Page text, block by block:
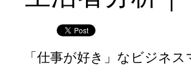
「仕事が好き」なビジネ